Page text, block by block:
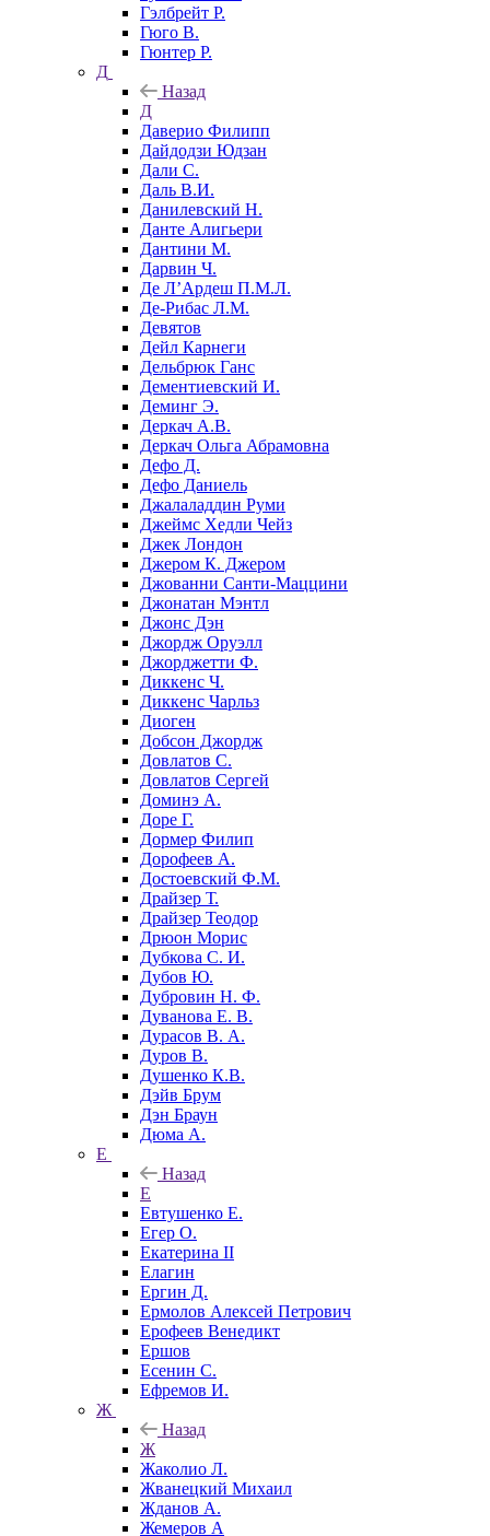
Гэлбрейт Р.
Гюго В.
Гюнтер Р.
Д
Назад
Д
Даверио Филипп
Дайдодзи Юдзан
Дали С.
Даль В.И.
Данилевский Н.
Данте Алигьери
Дантини М.
Дарвин Ч.
Де Л’Ардеш П.М.Л.
Де-Рибас Л.М.
Девятов
Дейл Карнеги
Дельбрюк Ганс
Дементиевский И.
Деминг Э.
Деркач А.В.
Деркач Ольга Абрамовна
Дефо Д.
Дефо Даниель
Джалаладдин Руми
Джеймс Хедли Чейз
Джек Лондон
Джером К. Джером
Джованни Санти-Маццини
Джонатан Мэнтл
Джонс Дэн
Джордж Оруэлл
Джорджетти Ф.
Диккенс Ч.
Диккенс Чарльз
Диоген
Добсон Джордж
Довлатов С.
Довлатов Сергей
Доминэ А.
Доре Г.
Дормер Филип
Дорофеев А.
Достоевский Ф.М.
Драйзер Т.
Драйзер Теодор
Дрюон Морис
Дубкова С. И.
Дубов Ю.
Дубровин Н. Ф.
Дуванова Е. В.
Дурасов В. А.
Дуров В.
Душенко К.В.
Дэйв Брум
Дэн Браун
Дюма А.
Е
Назад
Е
Евтушенко Е.
Егер О.
Екатерина II
Елагин
Ергин Д.
Ермолов Алексей Петрович
Ерофеев Венедикт
Ершов
Есенин С.
Ефремов И.
Ж
Назад
Ж
Жаколио Л.
Жванецкий Михаил
Жданов А.
Жемеров А